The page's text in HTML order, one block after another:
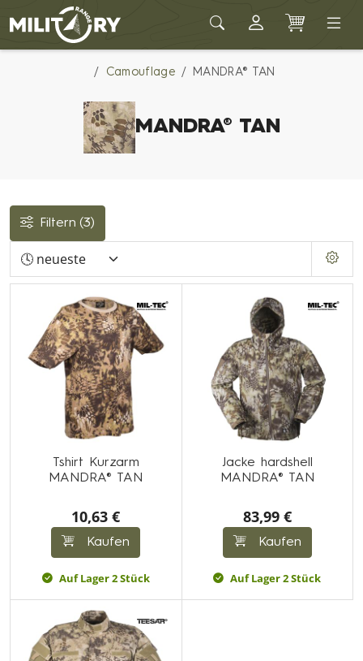
Army shop MILITARY RANGE
Camouflage MANDRA® TAN
MANDRA® TAN
Filtern (3)
Tshirt Kurzarm
MANDRA® TAN
10,63 €
Kaufen
Auf Lager 2 Stück
Jacke hardshell
MANDRA® TAN
83,99 €
Kaufen
Auf Lager 2 Stück